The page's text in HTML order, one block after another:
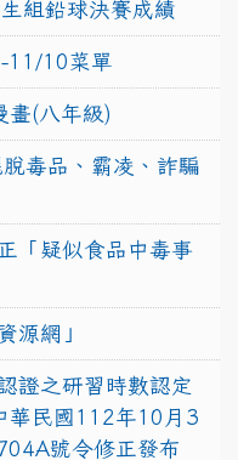
組鉛球決賽成績
11/10菜單
畫(八年級)
毒品、霸凌、詐騙
「疑似食品中毒事
源網」
證之研習時數認定
華民國112年10月3
號令修正發布